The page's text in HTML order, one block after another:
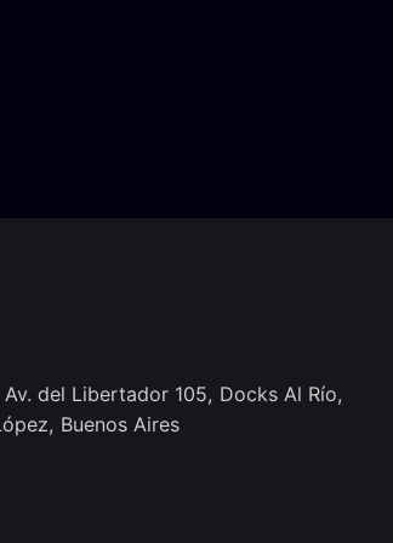
Av. del Libertador 105, Docks Al Río,
Buenos Aires